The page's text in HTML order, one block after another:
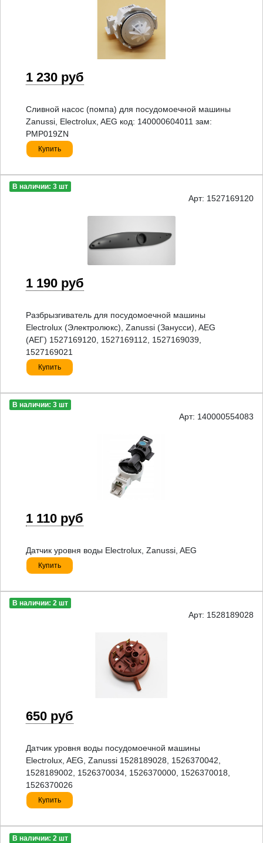
1 230 руб
Сливной насос (помпа) для посудомоечной машины
Zanussi, Electrolux, AEG код: 140000604011 зам:
PMP019ZN
Купить
В наличии: 3 шт
Арт: 1527169120
1 190 руб
Разбрызгиватель для посудомоечной машины
Electrolux (Электролюкс), Zanussi (Занусси), AEG
(АЕГ) 1527169120, 1527169112, 1527169039,
1527169021
Купить
В наличии: 3 шт
Арт: 140000554083
1 110 руб
Датчик уровня воды Electrolux, Zanussi, AEG
Купить
В наличии: 2 шт
Арт: 1528189028
650 руб
Датчик уровня воды посудомоечной машины
Electrolux, AEG, Zanussi 1528189028, 1526370042,
1528189002, 1526370034, 1526370000, 1526370018,
1526370026
Купить
В наличии: 2 шт